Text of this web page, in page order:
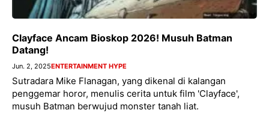
Clayface Ancam Bioskop 2026! Musuh Batman
Datang!
Jun. 2, 2025ENTERTAINMENT HYPE
Sutradara Mike Flanagan, yang dikenal di kalangan
penggemar horor, menulis cerita untuk film 'Clayface',
musuh Batman berwujud monster tanah liat.